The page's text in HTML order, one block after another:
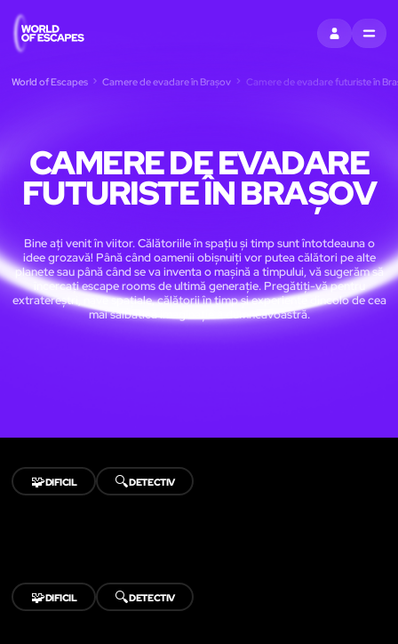
CONECTAȚI-
MENU
World of Escapes Camere de evadare în Brașov Camere de evadare futuriste în
CAMERE DE EVADARE
FUTURISTE ÎN BRAȘOV
Bine ați venit în viitor. Călătoriile în spațiu și timp sunt întotdeauna o
idee grozavă! Până când oamenii obișnuiți vor putea călători pe alte
planete sau până când se va inventa o mașină a timpului, vă sugerăm să
încercați escape rooms de ultimă generație. Pregătiți-vă pentru
extratereștri, nave spațiale, călătorii în timp și experiențe dincolo de cea
mai sălbatică imaginație a dumneavoastră.
🧩DIFICIL 🔍DETECTIV
🧩DIFICIL 🔍DETECTIV